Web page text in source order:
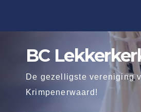
BC
De gezelligste vereniging
Krimpenerwaard!